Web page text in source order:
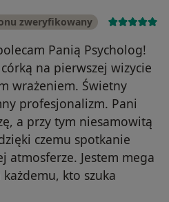
zweryfikowany
Panią Psycholog!
na pierwszej wizycie
wrażeniem. Świetny
profesjonalizm. Pani
a przy tym niesamowitą
czemu spotkanie
atmosferze. Jestem mega
kto szuka